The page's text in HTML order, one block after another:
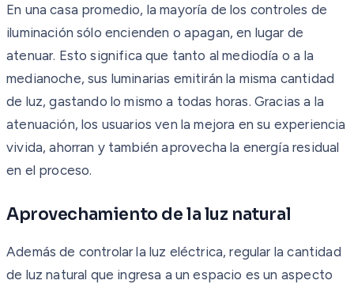
En una casa promedio, la mayoría de los controles de
iluminación sólo encienden o apagan, en lugar de
atenuar. Esto significa que tanto al mediodía o a la
medianoche, sus luminarias emitirán la misma cantidad
de luz, gastando lo mismo a todas horas. Gracias a la
atenuación, los usuarios ven la mejora en su experiencia
vivida, ahorran y también aprovecha la energía residual
en el proceso.
Aprovechamiento de la luz natural
Además de controlar la luz eléctrica, regular la cantidad
de luz natural que ingresa a un espacio es un aspecto